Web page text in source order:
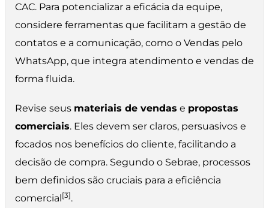
CAC. Para potencializar a eficácia da equipe,
considere ferramentas que facilitam a gestão de
contatos e a comunicação, como o Vendas pelo
WhatsApp, que integra atendimento e vendas de
forma fluida.
Revise seus materiais de vendas e propostas
comerciais. Eles devem ser claros, persuasivos e
focados nos benefícios do cliente, facilitando a
decisão de compra. Segundo o Sebrae, processos
bem definidos são cruciais para a eficiência
comercial [3].